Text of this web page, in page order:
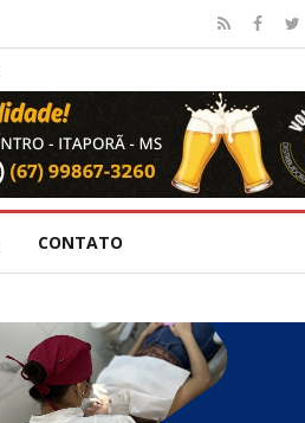
CONTATO